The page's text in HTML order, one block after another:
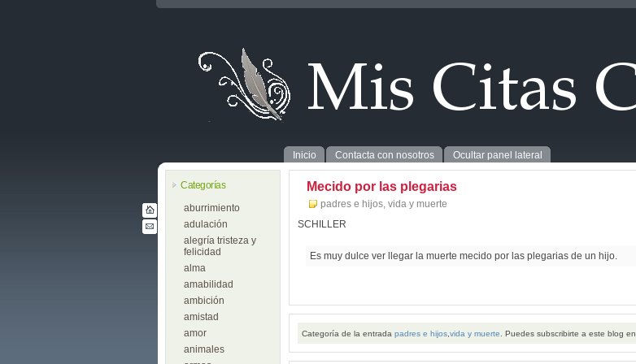
Inicio Contacta con nosotros Ocultar panel lateral
Categorías
aburrimiento
adulación
alegría tristeza y
felicidad
alma
amabilidad
ambición
amistad
amor
animales
Mecido por las plegarias
padres e hijos, vida y muerte
SCHILLER
Es muy dulce ver llegar la muerte mecido por las plegarias de un hijo.
Categoría de la entrada padres e hijos vida y muerte . Puedes subscribirte a este blog en